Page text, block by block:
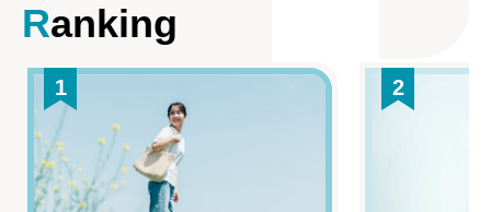
Ranking
1 2